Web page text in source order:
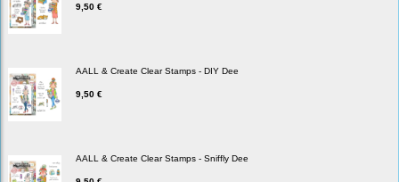
9,50 €
AALL & Create Clear Stamps - DIY Dee
9,50 €
AALL & Create Clear Stamps - Sniffly Dee